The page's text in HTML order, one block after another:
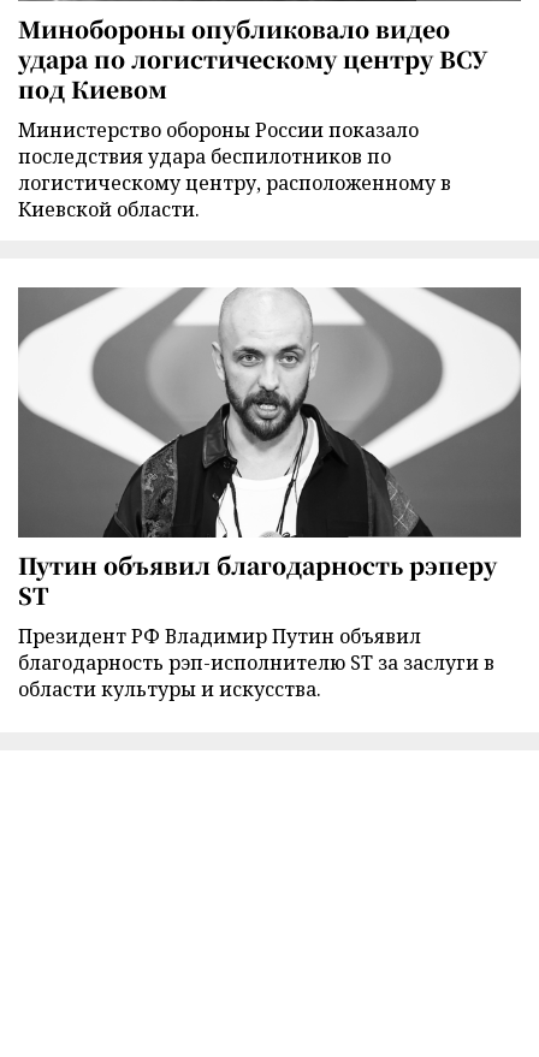
Минобороны опубликовало видео
удара по логистическому центру ВСУ
под Киевом
Министерство обороны России показало
последствия удара беспилотников по
логистическому центру, расположенному в
Киевской области.
Путин объявил благодарность рэперу
ST
Президент РФ Владимир Путин объявил
благодарность рэп-исполнителю ST за заслуги в
области культуры и искусства.